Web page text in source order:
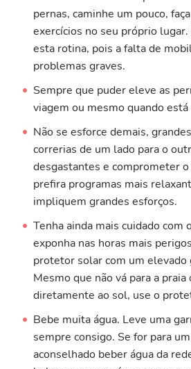
pernas, caminhe um pouco,
exercícios no seu próprio
esta rotina, pois a falta de
problemas graves.
Sempre que puder eleve as
viagem ou mesmo quando está
Não se esforce demais,
correrias de um lado para o
desgastantes e comprometer
prefira programas mais
impliquem grandes esforços.
Tenha ainda mais cuidado com
exponha nas horas mais
protetor solar com um elevado
Mesmo que não vá para a praia
diretamente ao sol, use o
Bebe muita água. Leve uma
sempre consigo. Se for para
aconselhado beber água da